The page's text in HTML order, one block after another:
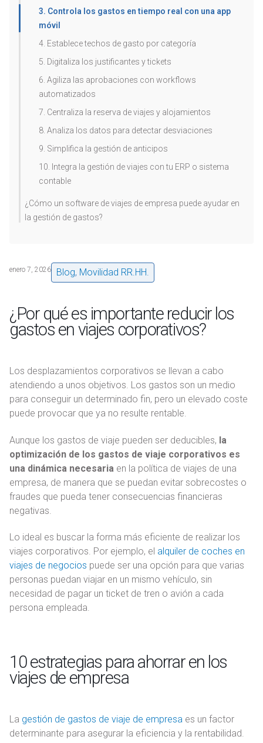
3. Controla los gastos en tiempo real con una app
móvil
4. Establece techos de gasto por categoría
5. Digitaliza los justificantes y tickets
6. Agiliza las aprobaciones con workflows
automatizados
7. Centraliza la reserva de viajes y alojamientos
8. Analiza los datos para detectar desviaciones
9. Simplifica la gestión de anticipos
10. Integra la gestión de viajes con tu ERP o sistema
contable
¿Cómo un software de viajes de empresa puede ayudar en
la gestión de gastos?
enero 7, 2026 Blog, Movilidad RR.HH.
¿Por qué es importante reducir los
gastos en viajes corporativos?
Los desplazamientos corporativos se llevan a cabo
atendiendo a unos objetivos. Los gastos son un medio
para conseguir un determinado fin, pero un elevado coste
puede provocar que ya no resulte rentable.
Aunque los gastos de viaje pueden ser deducibles, la
optimización de los gastos de viaje corporativos es
una dinámica necesaria en la política de viajes de una
empresa, de manera que se puedan evitar sobrecostes o
fraudes que pueda tener consecuencias financieras
negativas.
Lo ideal es buscar la forma más eficiente de realizar los
viajes corporativos. Por ejemplo, el alquiler de coches en
viajes de negocios puede ser una opción para que varias
personas puedan viajar en un mismo vehículo, sin
necesidad de pagar un ticket de tren o avión a cada
persona empleada.
10 estrategias para ahorrar en los
viajes de empresa
La gestión de gastos de viaje de empresa es un factor
determinante para asegurar la eficiencia y la rentabilidad.